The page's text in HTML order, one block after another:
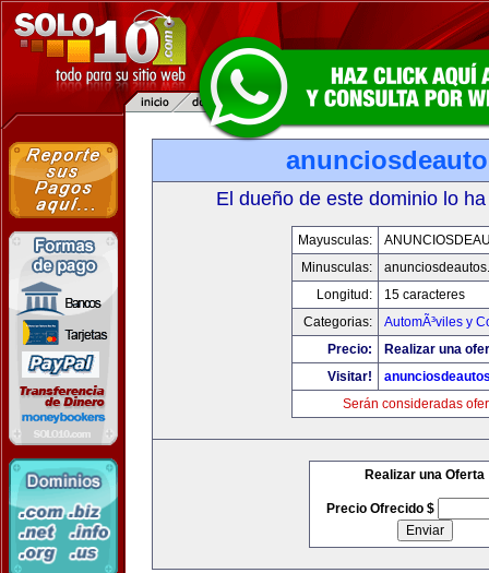
El dueño de este dominio lo
Mayusculas:
Minusculas:
Longitud:
15 caracteres
Categorias:
AutomÃ³viles y
Precio:
Realizar una
Visitar!
Serán consideradas
Realizar una Oferta
Precio Ofrecido $